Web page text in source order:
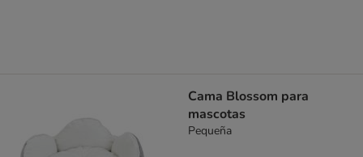
Cama Blossom para
mascotas
Pequeña